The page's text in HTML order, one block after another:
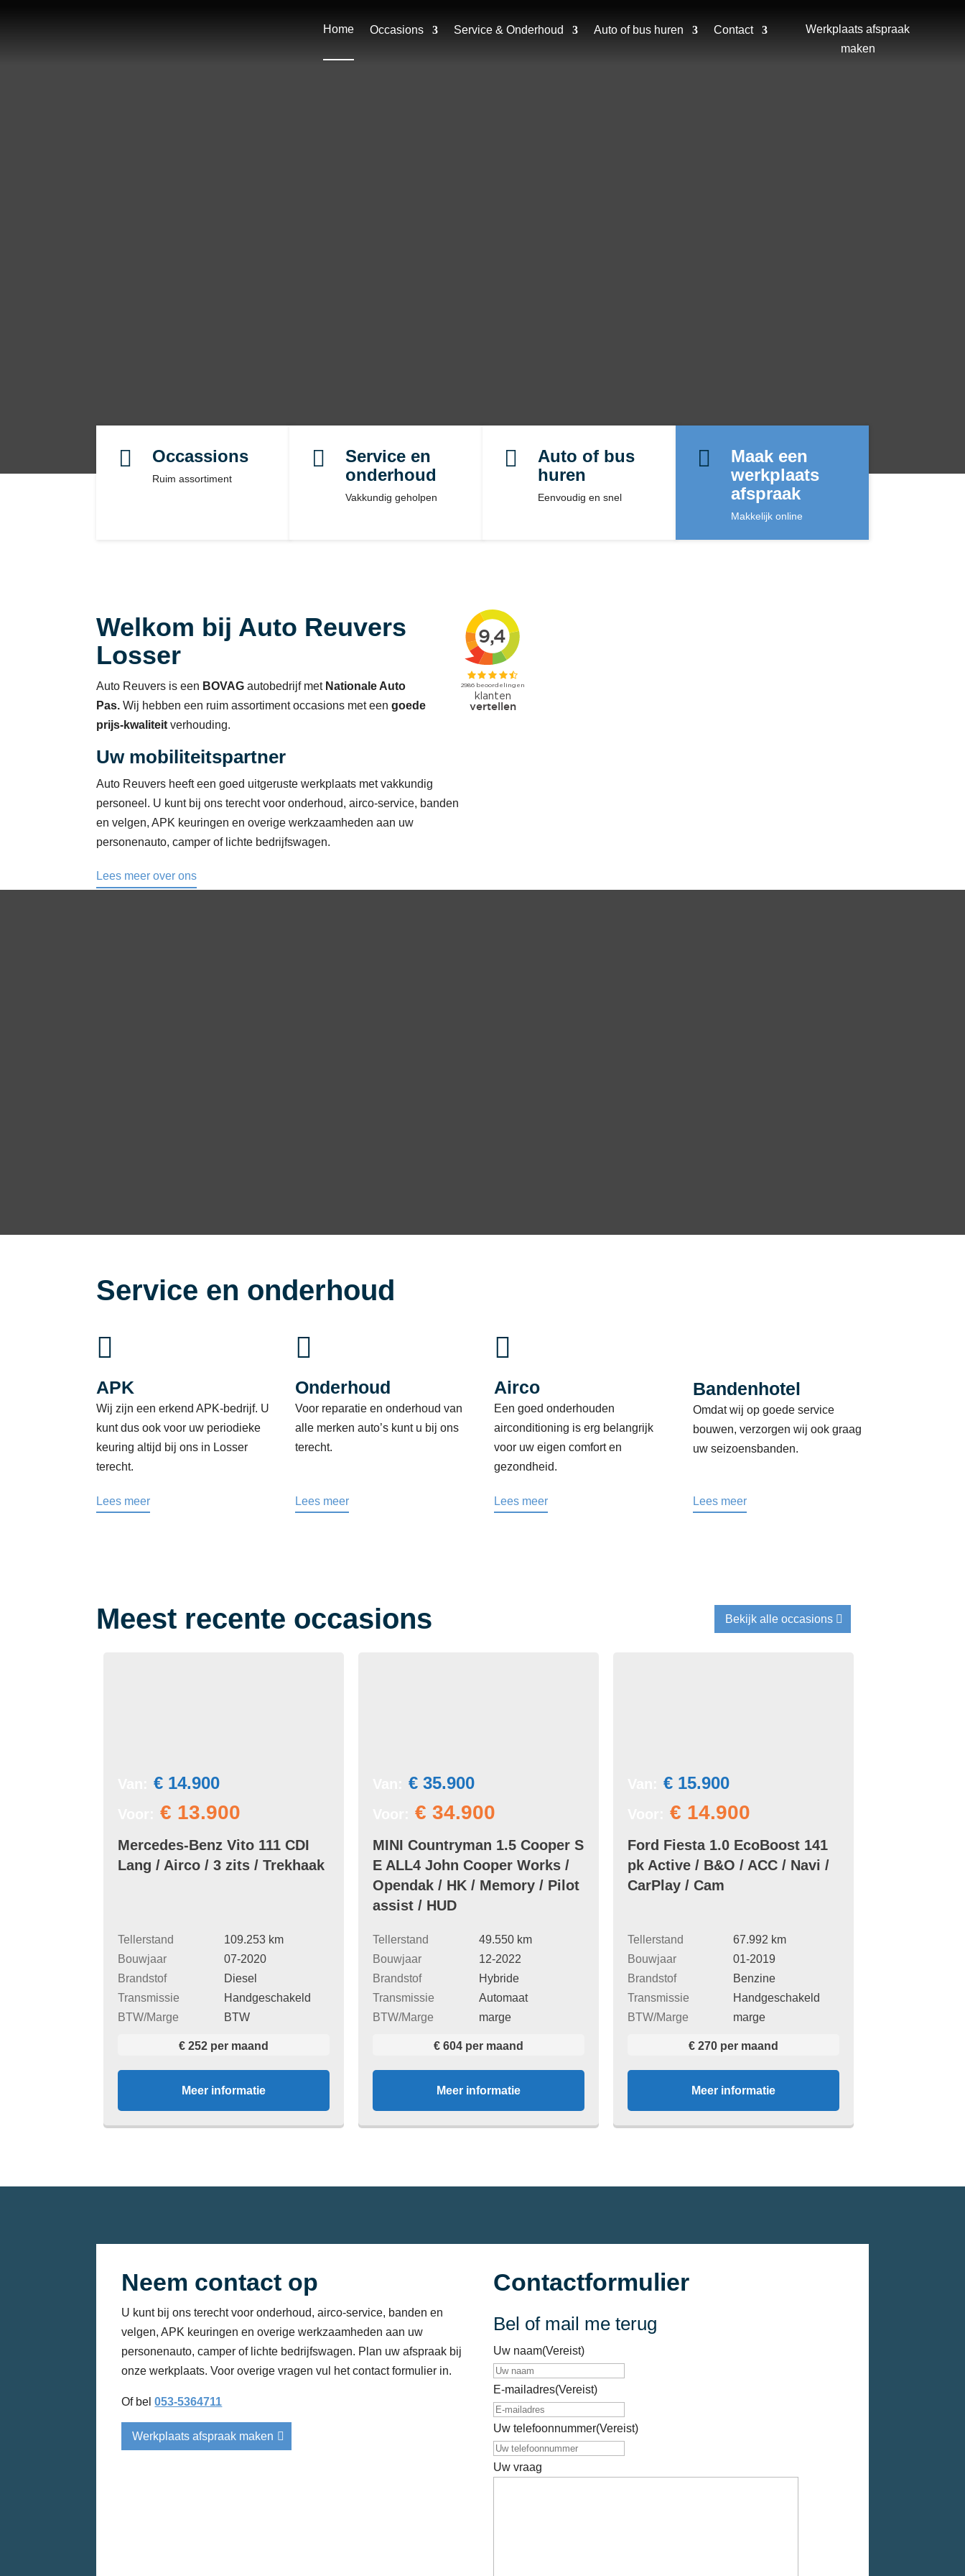
Home Occasions Service & Onderhoud Auto of bus huren Contact
Werkplaats afspraak
maken
 Occassions
Ruim assortiment

Service en
onderhoud
Vakkundig geholpen

Auto of bus
huren
Eenvoudig en snel

Maak een
werkplaats
afspraak
Makkelijk online
Welkom bij Auto Reuvers
Losser
Auto Reuvers is een BOVAG autobedrijf met Nationale Auto
Pas. Wij hebben een ruim assortiment occasions met eengoede
prijs-kwaliteitverhouding.
Uw mobiliteitspartner
Auto Reuvers heeft een goed uitgeruste werkplaats met vakkundig
personeel. U kunt bij ons terecht voor onderhoud, airco-service, banden
en velgen, APK keuringen en overige werkzaamheden aan uw
personenauto, camper of lichte bedrijfswagen.
Lees meer over ons
Service en onderhoud

APK
Wij zijn een erkend APK-bedrijf. U
kunt dus ook voor uw periodieke
keuring altijd bij ons in Losser
terecht.
Lees meer

Onderhoud
Voor reparatie en onderhoud van
alle merken auto’s kunt u bij ons
terecht.
Lees meer

Airco
Een goed onderhouden
airconditioning is erg belangrijk
voor uw eigen comfort en
gezondheid.
Lees meer
Bandenhotel
Omdat wij op goede service
bouwen, verzorgen wij ook graag
uw seizoensbanden.
Lees meer
Meest recente occasions Bekijk alle occasions
€ 14.900
€ 13.900
Mercedes-Benz Vito 111 CDI
Lang / Airco / 3 zits / Trekhaak
Tellerstand
109.253 km
Bouwjaar
07-2020
Brandstof
Diesel
Transmissie
Handgeschakeld
BTW/Marge
BTW
€ 252 per maand
Meer informatie
€ 35.900
€ 34.900
MINI Countryman 1.5 Cooper S
E ALL4 John Cooper Works /
Opendak / HK / Memory / Pilot
assist / HUD
Tellerstand
49.550 km
Bouwjaar
12-2022
Brandstof
Hybride
Transmissie
Automaat
BTW/Marge
marge
€ 604 per maand
Meer informatie
€ 15.900
€ 14.900
Ford Fiesta 1.0 EcoBoost 141
pk Active / B&O / ACC / Navi /
CarPlay / Cam
Tellerstand
67.992 km
Bouwjaar
01-2019
Brandstof
Benzine
Transmissie
Handgeschakeld
BTW/Marge
marge
€ 270 per maand
Meer informatie
Neem contact op
U kunt bij ons terecht voor onderhoud, airco-service, banden en
velgen, APK keuringen en overige werkzaamheden aan uw
personenauto, camper of lichte bedrijfswagen. Plan uw afspraak bij
onze werkplaats. Voor overige vragen vul het contact formulier in.
Of bel053-5364711
Werkplaats afspraak maken
Contactformulier
Bel of mail me terug
Uw naam(Vereist)
E-mailadres(Vereist)
Uw telefoonnummer(Vereist)
Uw vraag